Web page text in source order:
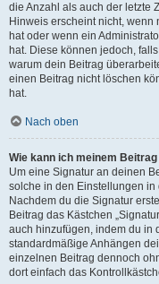
die Anzahl als auch der letzte
Hinweis erscheint nicht,
hat oder wenn ein
hat. Diese können jedoch,
warum dein Beitrag
einen Beitrag nicht löschen
hat.
Nach oben
Wie kann ich meinem
Um eine Signatur an deinen
solche in den Einstellungen
Nachdem du die Signatur
Beitrag das Kästchen
auch hinzufügen, indem du in
standardmäßige Anhängen
einzelnen Beitrag dennoch
dort einfach das